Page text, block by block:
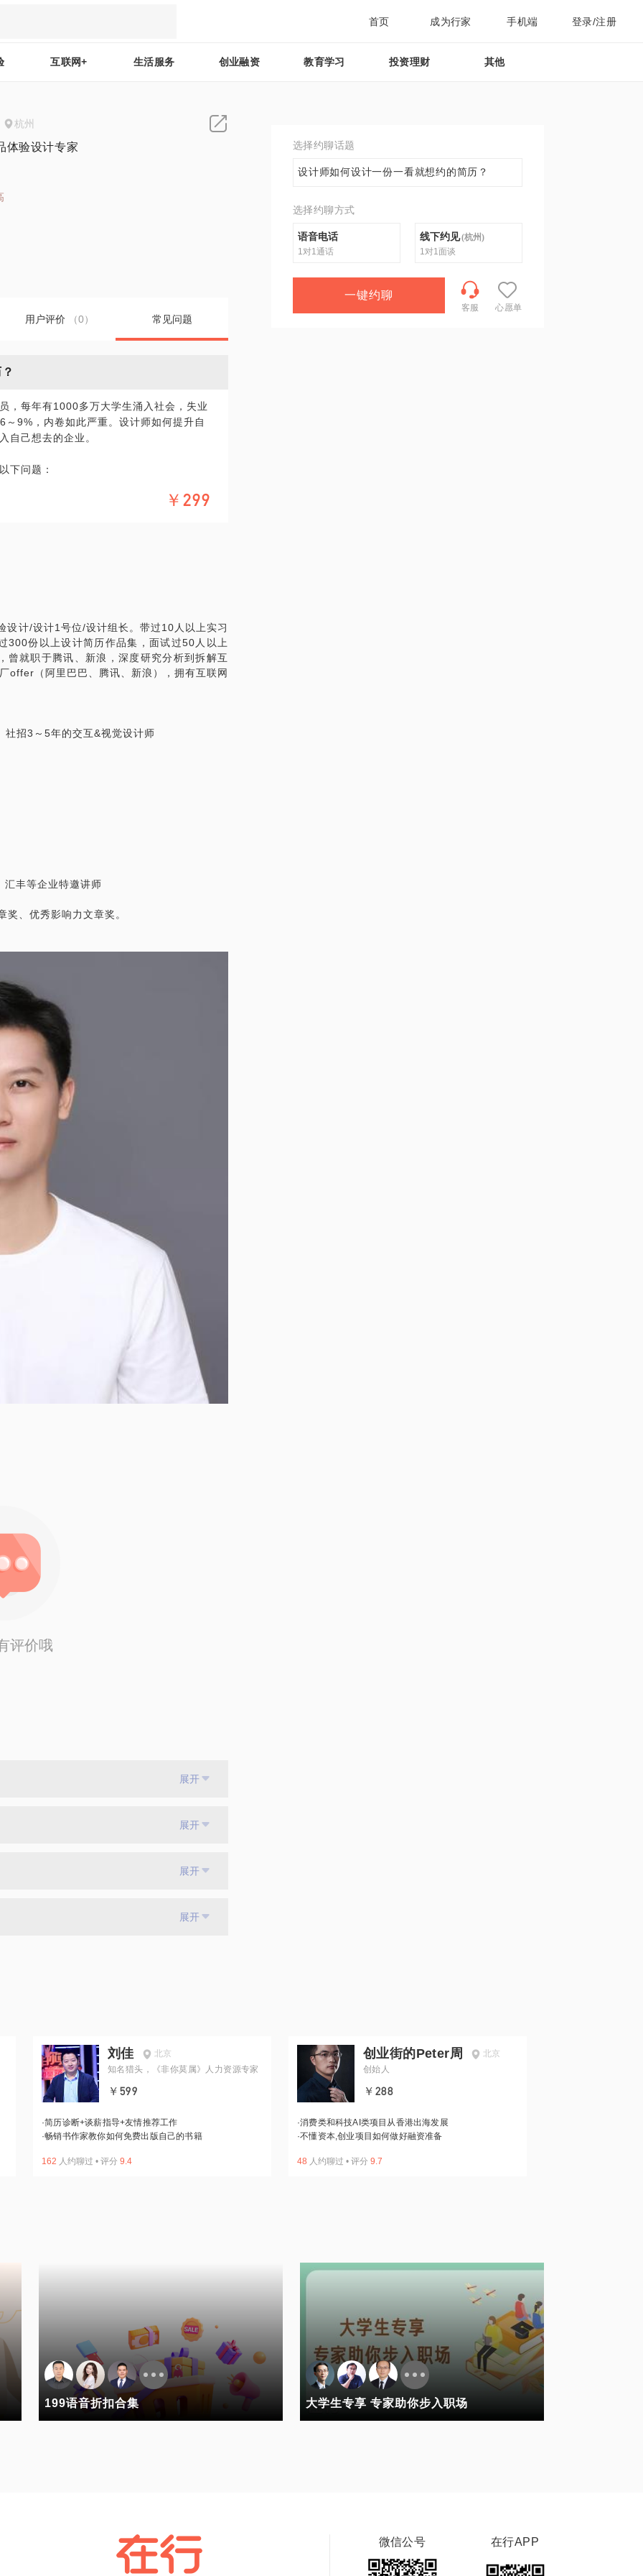
首页 成为行家 手机端 登录/注册
互联网+ 生活服务 创业融资 教育学习 投资理财 其他
杭州
体验设计专家
用户评价 （0） 常见问题
，每年有1000多万大学生涌入社会，失业
9%，内卷如此严重。设计师如何提升自
自己想去的企业。
下问题：
前一亮
式
￥299
计/设计1号位/设计组长。带过10人以上实习
300份以上设计简历作品集，面试过50人以上
曾就职于腾讯、新浪，深度研究分析到拆解互
offer（阿里巴巴、腾讯、新浪），拥有互联网
社招3～5年的交互&视觉设计师
丰等企业特邀讲师
、优秀影响力文章奖。
评价哦
展开
展开
展开
展开
选择约聊话题
设计师如何设计一份一看就想约的简历？
选择约聊方式
语音电话
1对1通话
线下约见(杭州)
1对1面谈
一键约聊
客服 心愿单
刘佳
北京
知名猎头，《非你莫属》人力资源专家
￥599
·简历诊断+谈薪指导+友情推荐工作
·畅销书作家教你如何免费出版自己的书籍
162 人约聊过 • 评分 9.4
创业街的Peter周
北京
创始人
￥288
·消费类和科技AI类项目从香港出海发展
·不懂资本,创业项目如何做好融资准备
48 人约聊过 • 评分 9.7
199语音折扣合集 大学生专享 专家助你步入职场
微信公号 在行APP